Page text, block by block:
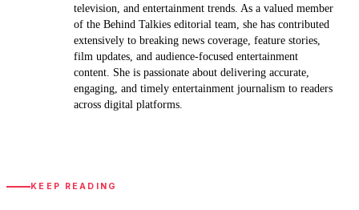
television, and entertainment trends. As a valued member
of the Behind Talkies editorial team, she has contributed
extensively to breaking news coverage, feature stories,
film updates, and audience-focused entertainment
content. She is passionate about delivering accurate,
engaging, and timely entertainment journalism to readers
across digital platforms.
KEEP READING